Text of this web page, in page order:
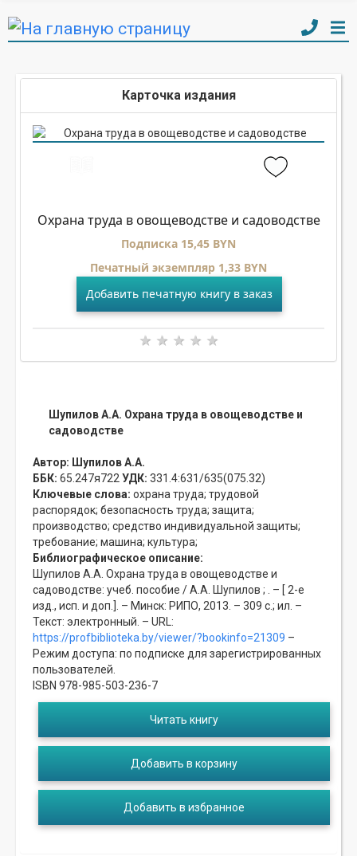
Карточка издания
Охрана труда в овощеводстве и садоводстве
Подписка 15,45 BYN
Печатный экземпляр 1,33 BYN
Добавить печатную книгу в заказ
Шупилов А.А. Охрана труда в овощеводстве и
садоводстве
Автор: Шупилов А.А.
ББК: 65.247я722УДК: 331.4:631/635(075.32)
Ключевые слова: охрана труда; трудовой
распорядок; безопасность труда; защита;
производство; средство индивидуальной защиты;
требование; машина; культура;
Библиографическое описание:
Шупилов А.А. Охрана труда в овощеводстве и
садоводстве: учеб. пособие / А.А. Шупилов ; . – [ 2-е
изд., исп. и доп.]. – Минск: РИПО, 2013. – 309 с.; ил. –
Текст: электронный. – URL:
https://profbiblioteka.by/viewer/?bookinfo=21309 –
Режим доступа: по подписке для зарегистрированных
пользователей.
ISBN 978-985-503-236-7
Читать книгу
Добавить в корзину
Добавить в избранное